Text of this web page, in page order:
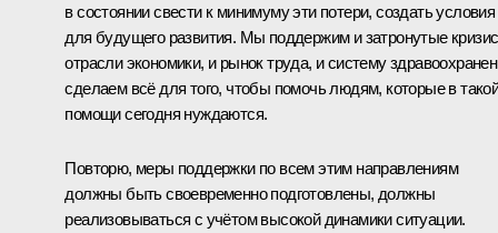
в состоянии свести к минимуму эти потери, создать условия
для будущего развития. Мы поддержим и затронутые
отрасли экономики, и рынок труда, и систему
сделаем всё для того, чтобы помочь людям, которые в
помощи сегодня нуждаются.
Повторю, меры поддержки по всем этим направлениям
должны быть своевременно подготовлены, должны
реализовываться с учётом высокой динамики ситуации.